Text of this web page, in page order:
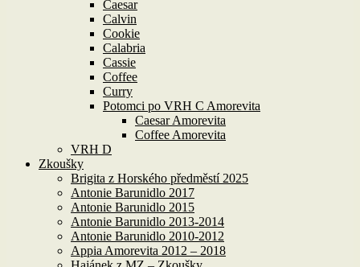
Caesar
Calvin
Cookie
Calabria
Cassie
Coffee
Curry
Potomci po VRH C Amorevita
Caesar Amorevita
Coffee Amorevita
VRH D
Zkoušky
Brigita z Horského předměstí 2025
Antonie Barunidlo 2017
Antonie Barunidlo 2015
Antonie Barunidlo 2013-2014
Antonie Barunidlo 2010-2012
Appia Amorevita 2012 – 2018